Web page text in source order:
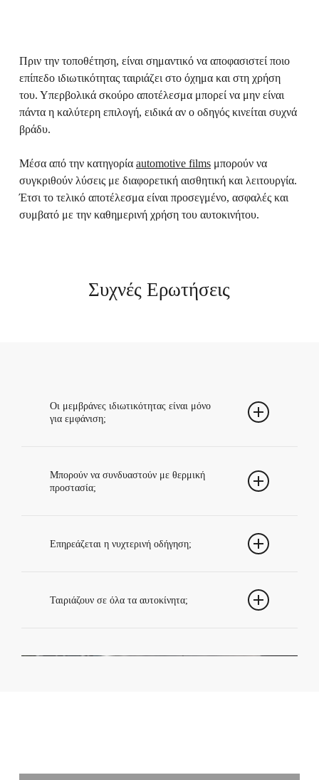
Πριν την τοποθέτηση, είναι σημαντικό να αποφασιστεί ποιο
επίπεδο ιδιωτικότητας ταιριάζει στο όχημα και στη χρήση
του. Υπερβολικά σκούρο αποτέλεσμα μπορεί να μην είναι
πάντα η καλύτερη επιλογή, ειδικά αν ο οδηγός κινείται συχνά
βράδυ.
Μέσα από την κατηγορία automotive filmsμπορούν να
συγκριθούν λύσεις με διαφορετική αισθητική και λειτουργία.
Έτσι το τελικό αποτέλεσμα είναι προσεγμένο, ασφαλές και
συμβατό με την καθημερινή χρήση του αυτοκινήτου.
Συχνές Ερωτήσεις
Οι μεμβράνες ιδιωτικότητας είναι μόνο
για εμφάνιση;
και συχνά καλύτερη προστασία από την
ηλιακή ακτινοβολία.
Μπορούν να συνδυαστούν με θερμική
προστασία;
ιδιωτικότητα με αντηλιακή και θερμική
Επηρεάζεται η νυχτερινή οδήγηση;
ώστε η ορατότητα να παραμένει
Ταιριάζουν σε όλα τα αυτοκίνητα;
σε διαφορετικούς τύπους οχημάτων και